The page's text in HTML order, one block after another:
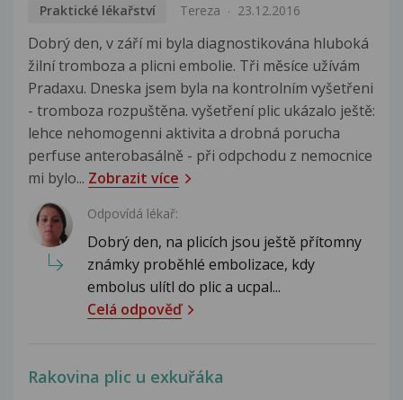
Praktické lékařství Tereza 23.12.2016
Dobrý den, v září mi byla diagnostikována hluboká
žilní tromboza a plicni embolie. Tři měsíce užívám
Pradaxu. Dneska jsem byla na kontrolním vyšetřeni
- tromboza rozpuštěna. vyšetření plic ukázalo ještě:
lehce nehomogenni aktivita a drobná porucha
perfuse anterobasálně - při odpchodu z nemocnice
mi bylo... Zobrazit více
Odpovídá lékař:
Dobrý den, na plicích jsou ještě přítomny
známky proběhlé embolizace, kdy
embolus ulítl do plic a ucpal...
Celá odpověď
Rakovina plic u exkuřáka